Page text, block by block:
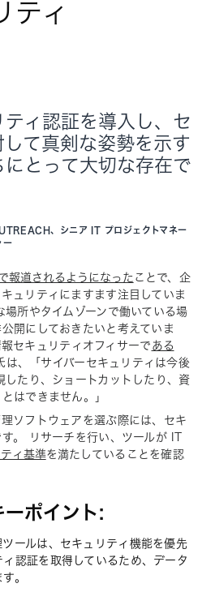
ティ
ィ認証を導入し、セ
て真剣な姿勢を示す
とって大切な存在で
、シニア IT プロジェクトマネー
ー
報道されるようになった ことで、企
ュリティにますます注目していま
所やタイムゾーンで働いている場
開にしておきたいと考えていま
セキュリティオフィサーで ある
、「サイバーセキュリティは今後
したり、ショートカットしたり、資
はできません。」
ソフトウェアを選ぶ際には、セキ
。 リサーチを行い、ツールが IT
ィ基準を満たしていることを確認
ーポイント:
ールは、セキュリティ機能を優先
ィ認証を取得しているため、データ
。